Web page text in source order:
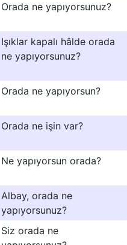
Orada ne yapıyorsunuz?
Işıklar kapalı hâlde orada
ne yapıyorsunuz?
Orada ne yapıyorsun?
Orada ne işin var?
Ne yapıyorsun orada?
Albay, orada ne
yapıyorsunuz?
Siz orada ne